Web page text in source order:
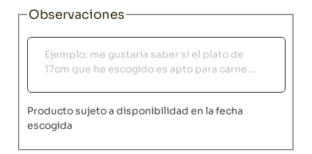
Observaciones
Observaciones
Producto sujeto a disponibilidad en la fecha
escogida